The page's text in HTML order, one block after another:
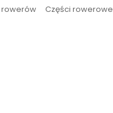
Części rowerowe